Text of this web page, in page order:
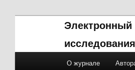
Skip to primary
Skip to secondary
О журнале